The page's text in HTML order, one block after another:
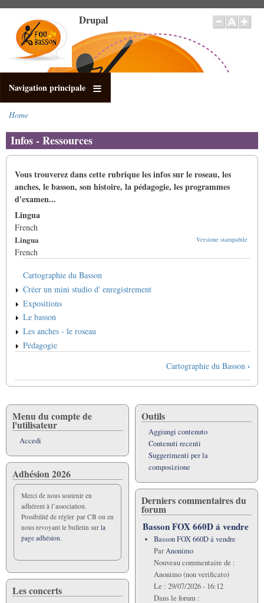
contenuto
principale
Drupal
Navigation principale
di
pane
Home
Infos - Ressources
Vous trouverez dans cette rubrique les infos sur le roseau, les
anches, le basson, son histoire, la pédagogie, les programmes
d'examen...
Lingua
French
Versione stampabile
Lingua
French
Cartographie du Basson
Créer un mini studio d' enregistrement
Expositions
Le basson
Les anches - le roseau
Pédagogie
di
attraversamento
del
book
per
Infos
-
Ressources
Cartographie du Basson ›
Menu du compte de
l'utilisateur
Accedi
Adhésion 2026
Merci de nous soutenir en
adhérent à l’association.
Possibilité de régler par CB ou en
nous revoyant le bulletin sur la
page adhésion.
Les concerts
Outils
Aggiungi contenuto
Contenuti recenti
Suggerimenti per la
composizione
Derniers commentaires du
forum
Basson FOX 660D á vendre
Basson FOX 660D á vendre
ParAnonimo
Nouveau commentaire de :
Anonimo (non verificato)
Le : 29/07/2026 - 16:12
Dans le forum :